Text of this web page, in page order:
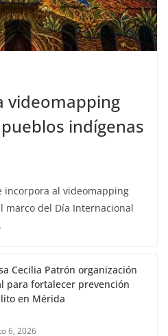
videomapping
indígenas
incorpora al videomapping
marco del Día Internacional
Cecilia Patrón organización
para fortalecer prevención
en Mérida
6, 2026